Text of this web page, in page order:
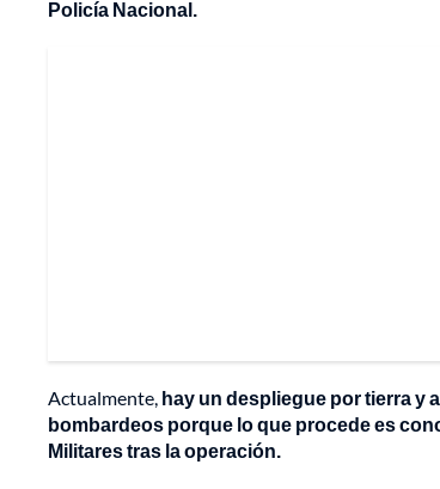
Policía Nacional.
Actualmente, hay un despliegue por tierra y
bombardeos porque lo que procede es
Militares tras la operación.